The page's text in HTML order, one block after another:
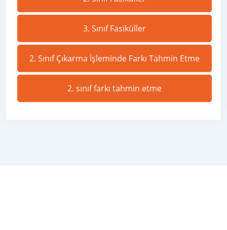
3. Sınıf Fasiküller
2. Sınıf Çıkarma İşleminde Farkı Tahmin Etme
2. sınıf farkı tahmin etme